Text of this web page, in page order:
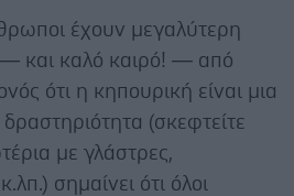
έχουν μεγαλύτερη
και καλό καιρό! — από
ότι η κηπουρική είναι μια
(σκεφτείτε
με γλάστρες,
σημαίνει ότι όλοι